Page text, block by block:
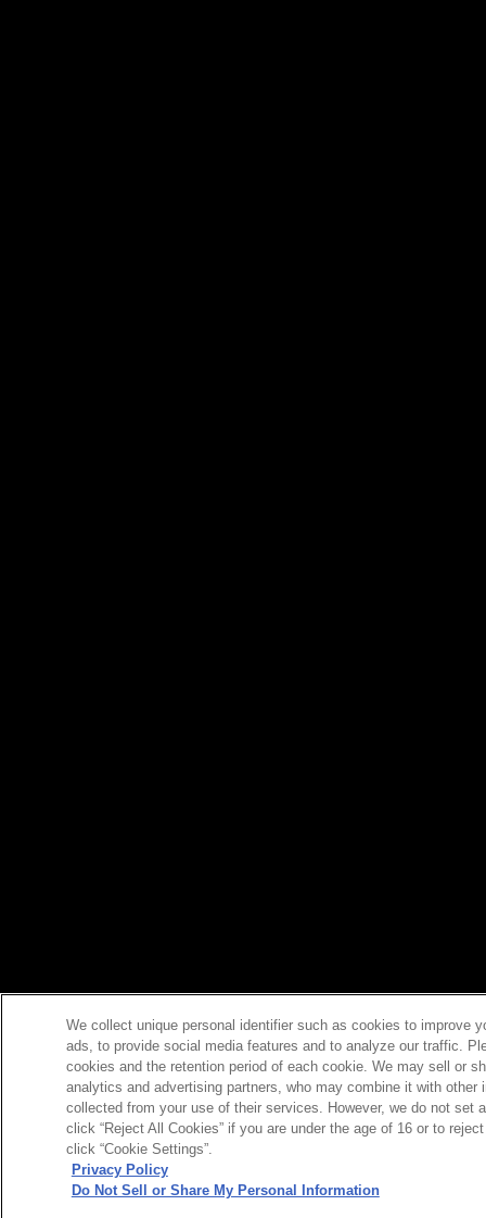
We collect unique personal identifier such as cookies to improve
ads, to provide social media features and to analyze our traffic.
cookies and the retention period of each cookie. We may sell or
analytics and advertising partners, who may combine it with
collected from your use of their services. However, we do not set
click “Reject All Cookies” if you are under the age of 16 or to
click “Cookie Settings”.
Privacy Policy
Do Not Sell or Share My Personal Information